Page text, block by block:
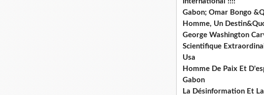
Gabon; Omar Bongo
Homme, Un
George Washington
Scientifique
Usa
Homme De Paix Et
Gabon
La Désinformation Et